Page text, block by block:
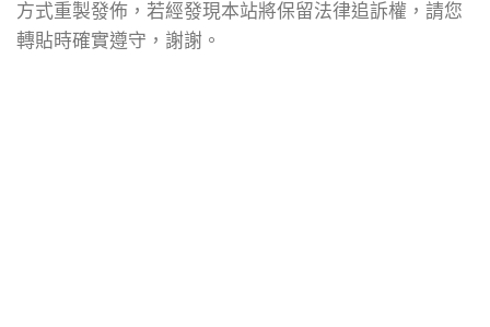
方式重製發佈，若經發現本站將保留法律追訴權，請您
轉貼時確實遵守，謝謝。